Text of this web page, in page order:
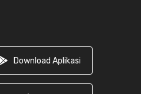
Download Aplikasi